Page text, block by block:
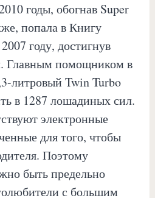
годы, обогнав Super
попала в Книгу
году, достигнув
Главным помощником в
литровый Twin Turbo
в 1287 лошадиных сил.
электронные
для того, чтобы
Поэтому
быть предельно
с большим